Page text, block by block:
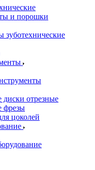
и порошки
зуботехнические
диски отрезные
фрезы
цоколей